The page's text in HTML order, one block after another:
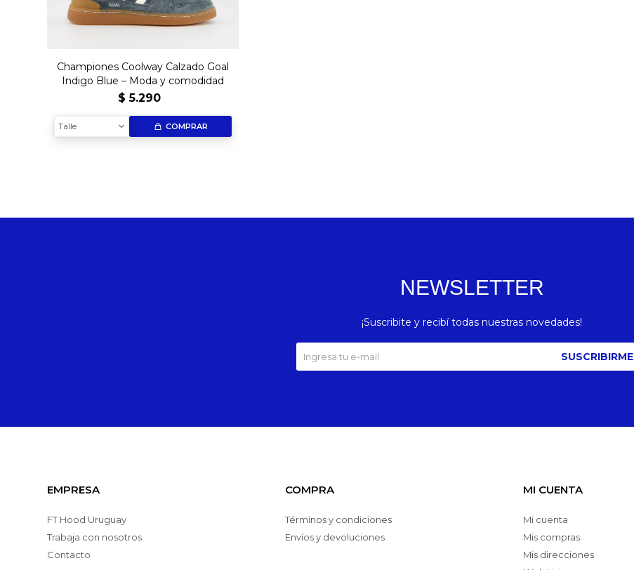
Championes Coolway Calzado Goal
Indigo Blue – Moda y comodidad
$ 5.290
Talle COMPRAR
EMPRESA
FT Hood Uruguay
Trabaja con nosotros
Contacto
COMPRA
Términos y condiciones
Envíos y devoluciones
MI CUENTA
Mi cuenta
Mis compras
Mis direcciones
NEWSLETTER
¡Suscribite y recibí todas nuestras novedades!
SUSCRIBIRME